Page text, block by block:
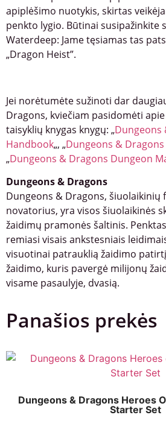
apiplėšimo nuotykis, skirtas
penkto lygio. Būtinai susipažinkite
Waterdeep: Jame tęsiamas tas
„Dragon Heist”.
Jei norėtumėte sužinoti dar
Dragons, kviečiam pasidomėti
taisyklių knygas knygų: „Dungeons
Handbook„, „Dungeons &
„Dungeons & Dragons Dungeon
Dungeons & Dragons
Dungeons & Dragons,
novatorius, yra visos šiuolaikinės
žaidimų pramonės šaltinis.
remiasi visais ankstesniais
visuotinai patrauklią žaidimo
žaidimo, kuris pavergė milijonų
visame pasaulyje, dvasią.
Panašios prekės
Dungeons & Dragons Heroes
Starter Set